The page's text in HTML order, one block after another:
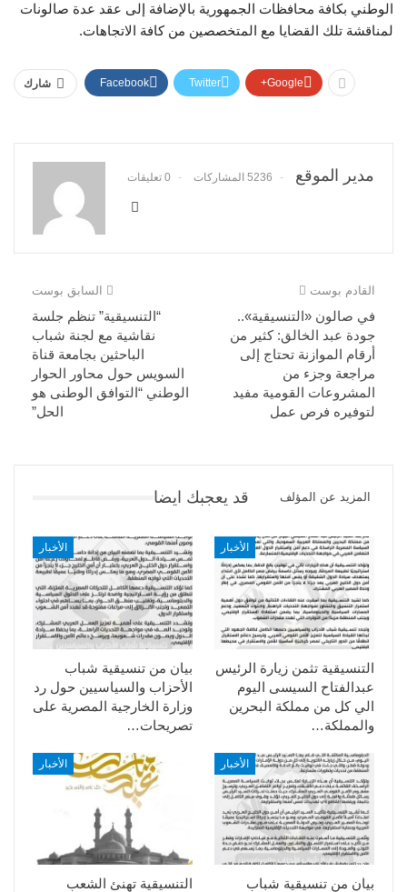
الوطني بكافة محافظات الجمهورية بالإضافة إلى عقد عدة صالونات
لمناقشة تلك القضايا مع المتخصصين من كافة الاتجاهات.
شارك Facebook Twitter Google+
مدير الموقع 5236 المشاركات 0 تعليقات
السابق بوست
“التنسيقية” تنظم جلسة
نقاشية مع لجنة شباب
الباحثين بجامعة قناة
السويس حول محاور الحوار
الوطني “التوافق الوطنى هو
الحل”
القادم بوست
في صالون «التنسيقية»..
جودة عبد الخالق: كثير من
أرقام الموازنة تحتاج إلى
مراجعة وجزء من
المشروعات القومية مفيد
لتوفيره فرص عمل
قد يعجبك ايضا المزيد عن المؤلف
الأخبار
بيان من تنسيقية شباب
الأحزاب والسياسيين حول رد
وزارة الخارجية المصرية على
تصريحات…
الأخبار
التنسيقية تثمن زيارة الرئيس
عبدالفتاح السيسى اليوم
الي كل من مملكة البحرين
والمملكة…
الأخبار
التنسيقية تهنئ الشعب
الأخبار
بيان من تنسيقية شباب